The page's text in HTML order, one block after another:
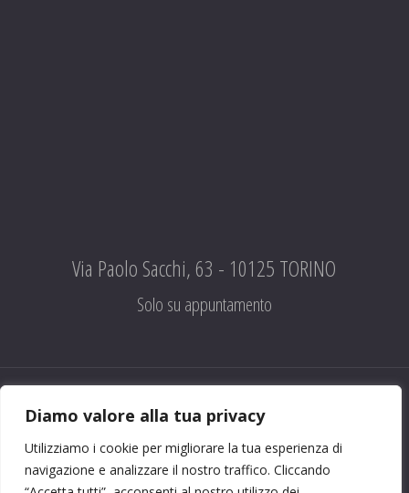
Diamo valore alla tua privacy
Utilizziamo i cookie per migliorare la tua esperienza di
navigazione e analizzare il nostro traffico. Cliccando
Via Paolo Sacchi, 63 - 10125 TORINO
Solo su appuntamento
CHI SIAMO | CONTATTI | FACEBOOK
©Associazione Dopolavoro Ferroviario Torino2022
P.IVA 00955800016